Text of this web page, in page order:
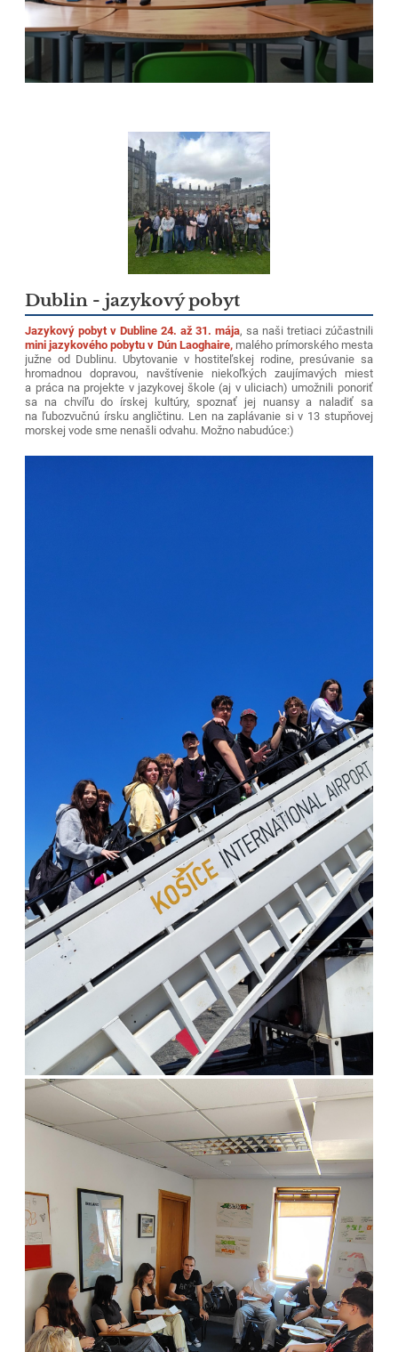
Dublin - jazykový pobyt
Jazykový pobyt v Dubline 24. až 31. mája, sa naši tretiaci zúčastnili
mini jazykového pobytu v Dún Laoghaire,malého prímorského mesta
južne od Dublinu. Ubytovanie v hostiteľskej rodine, presúvanie sa
hromadnou dopravou, navštívenie niekoľkých zaujímavých miest
a práca na projekte v jazykovej škole (aj v uliciach) umožnili ponoriť
sa na chvíľu do írskej kultúry, spoznať jej nuansy a naladiť sa
na ľubozvučnú írsku angličtinu. Len na zaplávanie si v 13 stupňovej
morskej vode sme nenašli odvahu. Možno nabudúce:)